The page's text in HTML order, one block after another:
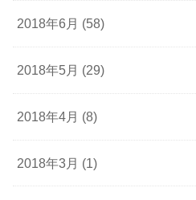
2018年6月 (58)
2018年5月 (29)
2018年4月 (8)
2018年3月 (1)